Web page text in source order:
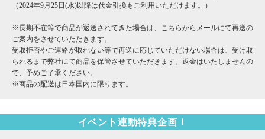
（2024年9月25日(水)以降は代金引換もご利用いただけます。）
※長期不在等で商品が返送されてきた場合は、こちらからメールにて再送の
ご案内をさせていただきます。
受取拒否やご連絡が取れない等で再送に応じていただけない場合は、受け取
られるまで弊社にて商品を保管させていただきます。返金はいたしませんの
で、予めご了承ください。
※商品の配送は日本国内に限ります。
イベント連動特典企画！